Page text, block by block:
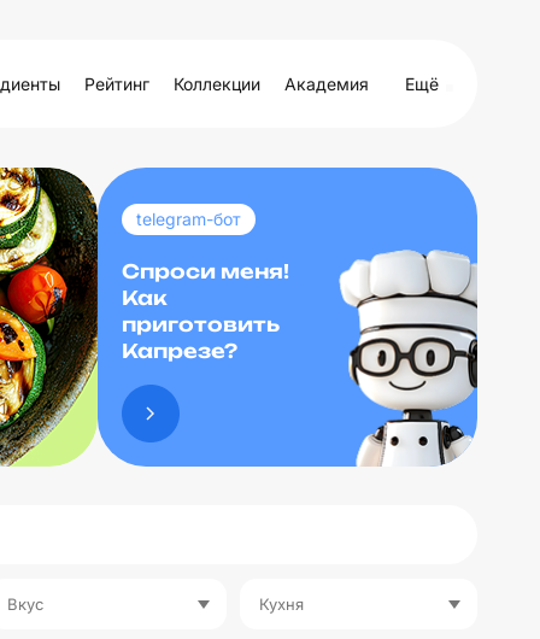
Рейтинг Коллекции Академия Ещё
telegram-бот
Спроси меня!
Как
приготовить
Капрезе?
Вкус Кухня